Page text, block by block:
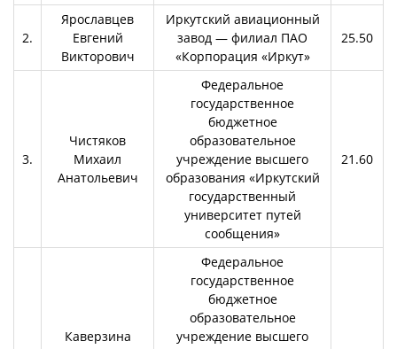
2.
Ярославцев
Евгений
Викторович
Иркутский авиационный
завод — филиал ПАО
«Корпорация «Иркут»
25.50
3.
Чистяков
Михаил
Анатольевич
Федеральное
государственное
бюджетное
образовательное
учреждение высшего
образования «Иркутский
государственный
университет путей
сообщения»
21.60
Каверзина
Федеральное
государственное
бюджетное
образовательное
учреждение высшего